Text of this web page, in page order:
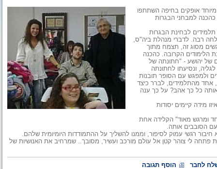
אופקים בחיפה השתתפו
למבחני הבגרות
לבחינת הבגרות
רבה. לדברי מנהלת ביה"ס,
מסוג זה, תצמח מתוך
הלימודים הקרובה. כהכנה
של יהושע - "חתונתה של
ונסיעתו לחתונתה
ולמפגש עם הסופר תובנות
אחד מהתלמידים, לברר כיצד
כל כך אהב? על כך ענה
מידה קיימים יסודות
ומרגש מאוד" הקלידה אחת
הסובבים אותה.
רגשי עמוק לסיפור, וממנו להשליך על ההתמודדות היומיומית שלהם.
לי צוהר קטן אל עולם מורכב ועשיר, מסובך.. שמרחיב את האנושיות של
לחבר הוסף תגובה